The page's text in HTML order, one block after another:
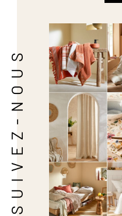
SUIVEZ-NOUS